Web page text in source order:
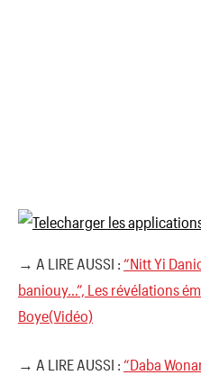
→ A LIRE AUSSI : “Nitt Yi
baniouy…”, Les révélations
Boye(Vidéo)
→ A LIRE AUSSI : “Daba